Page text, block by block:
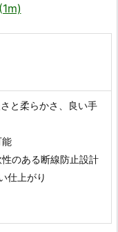
と柔らかさ、良い手
能
のある断線防止設計
仕上がり